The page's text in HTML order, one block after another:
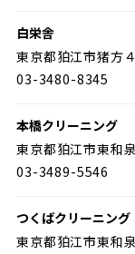
白栄舎
東京都狛江市猪方
03-3480-8345
本橋クリーニング
東京都狛江市東和
03-3489-5546
つくばクリーニン
東京都狛江市東和